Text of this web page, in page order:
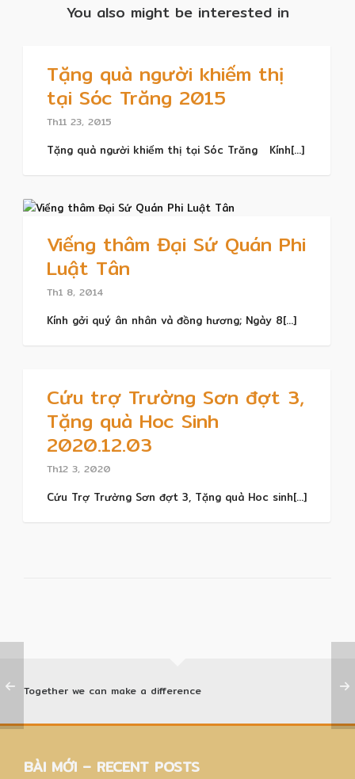
You also might be interested in
Tặng quà người khiếm thị
tại Sóc Trăng 2015
Th11 23, 2015
Tặng quà người khiếm thị tại Sóc Trăng Kính[...]
Viếng thâm Đại Sứ Quán Phi
Luật Tân
Th1 8, 2014
Kính gởi quý ân nhân và đồng hương; Ngày 8[...]
Cứu trợ Trường Sơn đợt 3,
Tặng quà Hoc Sinh
2020.12.03
Th12 3, 2020
Cứu Trợ Trường Sơn đợt 3, Tặng quà Hoc sinh[...]
Together we can make a difference
BÀI MỚI – RECENT POSTS